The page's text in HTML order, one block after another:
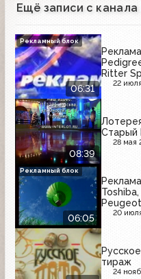
Ещё записи с канала
06:31
Ritter
22
Рекламный блок
08:39
Старый
28 мая
06:05
R.T.H.,
20
Рекламный блок
тираж
24